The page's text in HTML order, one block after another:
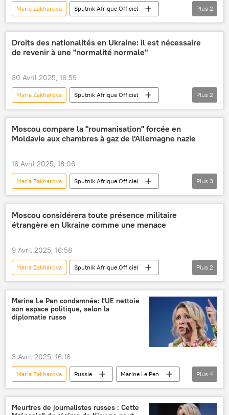
Maria Zakharova
Sputnik Afrique Officiel
Russie
Ukraine
Plus 2
Droits des nationalités en Ukraine: il est nécessaire
de revenir à une "normalité normale"
30 Avril 2025, 16:59
Maria Zakharova
Sputnik Afrique Officiel
Opinion
Ukraine
Plus 2
Moscou compare la "roumanisation" forcée en
Moldavie aux chambres à gaz de l'Allemagne nazie
16 Avril 2025, 18:06
Maria Zakharova
Sputnik Afrique Officiel
Russie
Moldavie Opinion
Plus 3
Moscou considérera toute présence militaire
étrangère en Ukraine comme une menace
9 Avril 2025, 16:58
Maria Zakharova
Sputnik Afrique Officiel
Ukraine
conflit ukrainien
Plus 2
Marine Le Pen condamnée: l'UE nettoie
son espace politique, selon la
diplomatie russe
3 Avril 2025, 16:16
Maria Zakharova Russie
Marine Le Pen
condamnation
détournement de fonds
procès
France
Plus 4
Meurtres de journalistes russes : Cette